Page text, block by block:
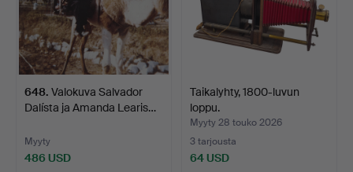
648. Valokuva Salvador
Dalísta ja Amanda Learis…
Myyty
486 USD
Taikalyhty, 1800-luvun
loppu.
Myyty 28 touko 2026
3 tarjousta
64 USD